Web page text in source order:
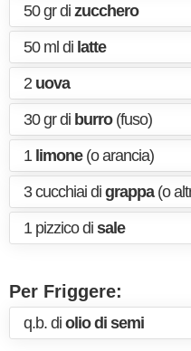
50 gr di zucchero
50 ml di latte
2 uova
30 gr di burro(fuso)
1 limone(o arancia)
3 cucchiai di grappa(o
1 pizzico di sale
Per Friggere:
q.b. di olio di semi